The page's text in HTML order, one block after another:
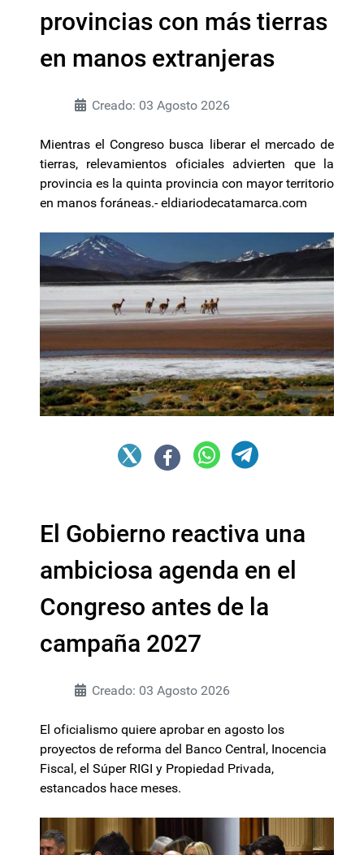
provincias con más tierras
en manos extranjeras
Creado: 03 Agosto 2026
Mientras el Congreso busca liberar el mercado de
tierras, relevamientos oficiales advierten que la
provincia es la quinta provincia con mayor territorio
en manos foráneas.- eldiariodecatamarca.com
El Gobierno reactiva una
ambiciosa agenda en el
Congreso antes de la
campaña 2027
Creado: 03 Agosto 2026
El oficialismo quiere aprobar en agosto los
proyectos de reforma del Banco Central, Inocencia
Fiscal, el Súper RIGI y Propiedad Privada,
estancados hace meses.